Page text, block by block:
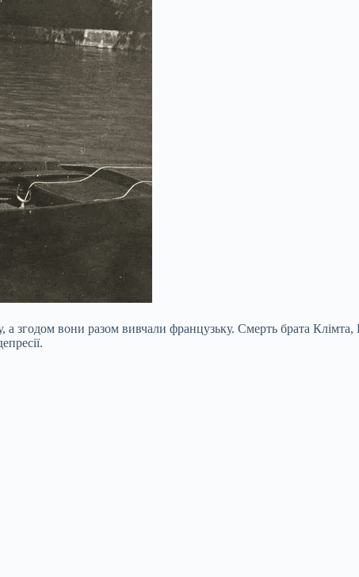
а згодом вони разом вивчали французьку. Смерть брата